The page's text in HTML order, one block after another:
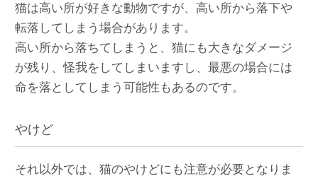
猫は高い所が好きな動物ですが、高い所から落下や
転落してしまう場合があります。
高い所から落ちてしまうと、猫にも大きなダメージ
が残り、怪我をしてしまいますし、最悪の場合には
命を落としてしまう可能性もあるのです。
やけど
それ以外では、猫のやけどにも注意が必要となりま